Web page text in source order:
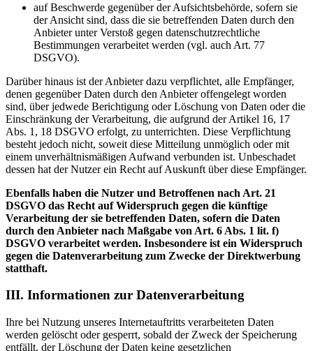
auf Beschwerde gegenüber der Aufsichtsbehörde, sofern sie
der Ansicht sind, dass die sie betreffenden Daten durch den
Anbieter unter Verstoß gegen datenschutzrechtliche
Bestimmungen verarbeitet werden (vgl. auch Art. 77
DSGVO).
Darüber hinaus ist der Anbieter dazu verpflichtet, alle Empfänger,
denen gegenüber Daten durch den Anbieter offengelegt worden
sind, über jedwede Berichtigung oder Löschung von Daten oder die
Einschränkung der Verarbeitung, die aufgrund der Artikel 16, 17
Abs. 1, 18 DSGVO erfolgt, zu unterrichten. Diese Verpflichtung
besteht jedoch nicht, soweit diese Mitteilung unmöglich oder mit
einem unverhältnismäßigen Aufwand verbunden ist. Unbeschadet
dessen hat der Nutzer ein Recht auf Auskunft über diese Empfänger.
Ebenfalls haben die Nutzer und Betroffenen nach Art. 21
DSGVO das Recht auf Widerspruch gegen die künftige
Verarbeitung der sie betreffenden Daten, sofern die Daten
durch den Anbieter nach Maßgabe von Art. 6 Abs. 1 lit. f)
DSGVO verarbeitet werden. Insbesondere ist ein Widerspruch
gegen die Datenverarbeitung zum Zwecke der Direktwerbung
statthaft.
III. Informationen zur Datenverarbeitung
Ihre bei Nutzung unseres Internetauftritts verarbeiteten Daten
werden gelöscht oder gesperrt, sobald der Zweck der Speicherung
entfällt, der Löschung der Daten keine gesetzlichen